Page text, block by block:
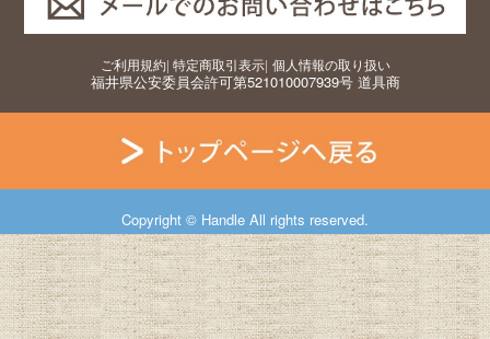
ご利用規約| 特定商取引表示| 個人情報の取り扱い
福井県公安委員会許可第521010007939号 道具商
Copyright © Handle All rights reserved.